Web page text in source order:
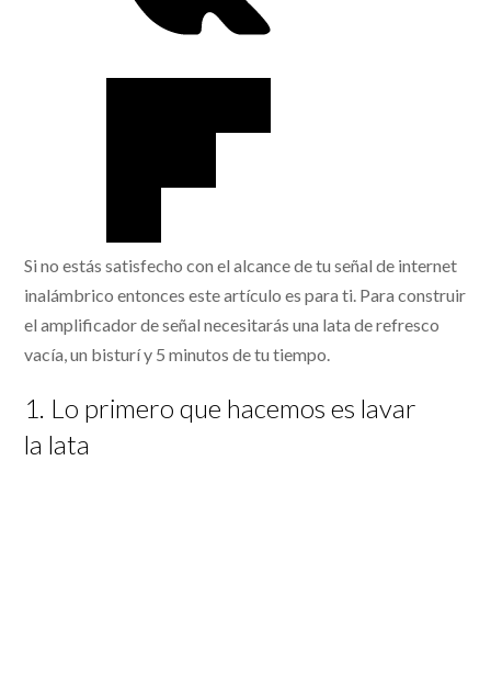
Si no estás satisfecho con el alcance de tu señal de internet
inalámbrico entonces este artículo es para ti. Para construir
el amplificador de señal necesitarás una lata de refresco
vacía, un bisturí y 5 minutos de tu tiempo.
1. Lo primero que hacemos es lavar
la lata